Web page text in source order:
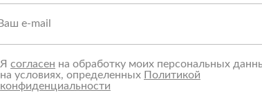
Я согласен на обработку моих персональных
на условиях, определенных Политикой
конфиденциальности